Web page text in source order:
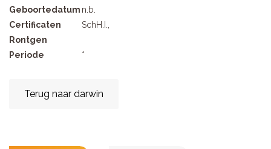
Geboortedatum n.b.
Certificaten
SchH.I.,
Rontgen
Periode
*
Terug naar darwin